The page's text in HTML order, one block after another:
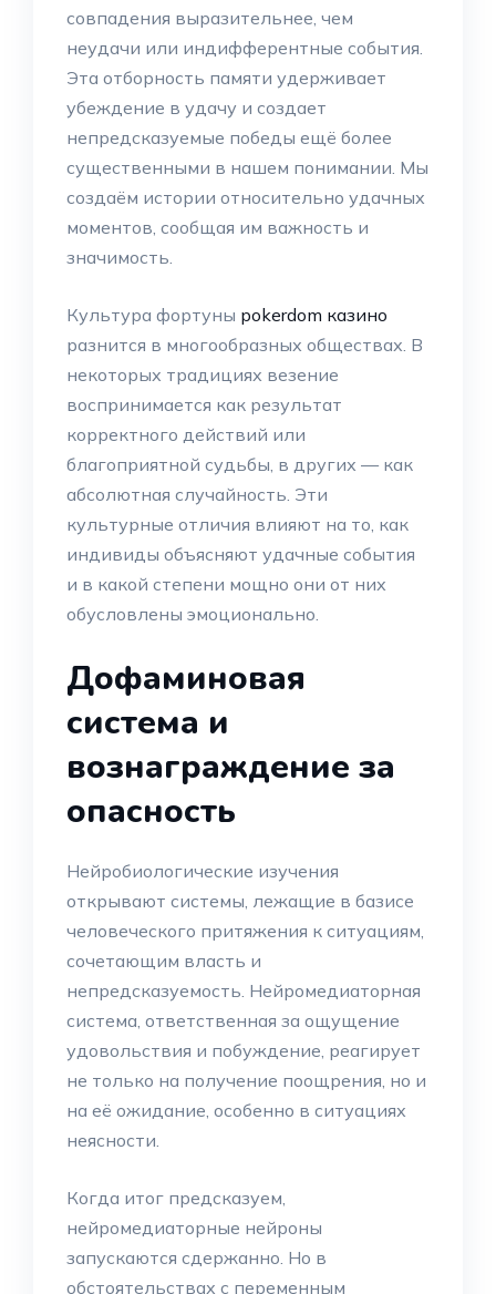
совпадения выразительнее, чем
неудачи или индифферентные события.
Эта отборность памяти удерживает
убеждение в удачу и создает
непредсказуемые победы ещё более
существенными в нашем понимании. Мы
создаём истории относительно удачных
моментов, сообщая им важность и
значимость.
Культура фортуны pokerdom казино
разнится в многообразных обществах. В
некоторых традициях везение
воспринимается как результат
корректного действий или
благоприятной судьбы, в других — как
абсолютная случайность. Эти
культурные отличия влияют на то, как
индивиды объясняют удачные события
и в какой степени мощно они от них
обусловлены эмоционально.
Дофаминовая
система и
вознаграждение за
опасность
Нейробиологические изучения
открывают системы, лежащие в базисе
человеческого притяжения к ситуациям,
сочетающим власть и
непредсказуемость. Нейромедиаторная
система, ответственная за ощущение
удовольствия и побуждение, реагирует
не только на получение поощрения, но и
на её ожидание, особенно в ситуациях
неясности.
Когда итог предсказуем,
нейромедиаторные нейроны
запускаются сдержанно. Но в
обстоятельствах с переменным